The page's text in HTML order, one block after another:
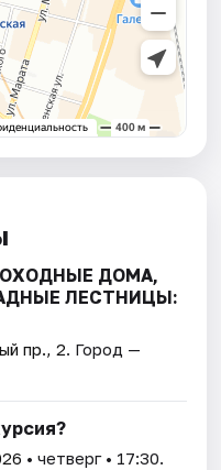
ДОМА,
ЛЕСТНИЦЫ:
пр., 2. Город —
• четверг • 17:30.